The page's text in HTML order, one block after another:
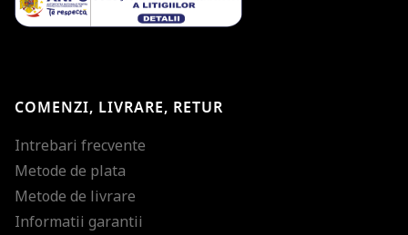
COMENZI, LIVRARE, RETUR
Intrebari frecvente
Metode de plata
Metode de livrare
Informatii garantii